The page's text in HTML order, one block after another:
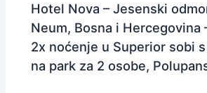
Hotel Nova – Jesenski
Neum, Bosna i Hercegovina
2x noćenje u Superior sobi
na park za 2 osobe,